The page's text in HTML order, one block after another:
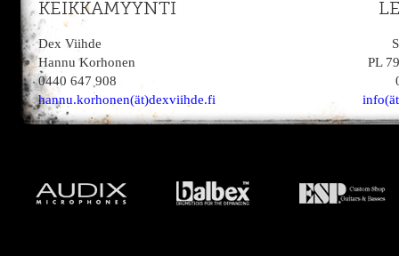
KEIKKAMYYNTI
Dex Viihde
Hannu Korhonen
0440 647 908
hannu.korhonen(ät)dexviihde.fi
PL